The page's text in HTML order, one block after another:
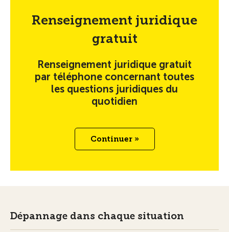
Renseignement juridique
gratuit
Renseignement juridique gratuit
par téléphone concernant toutes
les questions juridiques du
quotidien
Continuer »
Dépannage dans chaque situation